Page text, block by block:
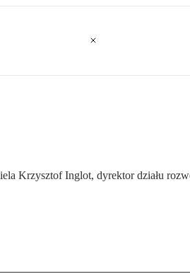
Krzysztof Inglot, dyrektor działu